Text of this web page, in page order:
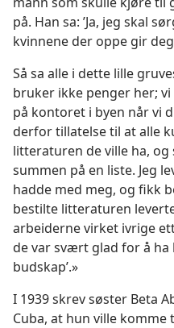
på. Han sa: ’Ja, jeg skal
kvinnene der oppe gir deg
Så sa alle i dette lille
bruker ikke penger her;
på kontoret i byen når vi
derfor tillatelse til at alle
litteraturen de ville ha,
summen på en liste. Jeg
hadde med meg, og fikk
bestilte litteraturen
arbeiderne virket ivrige
de var svært glad for å ha
budskap’.»
I 1939 skrev søster Beta
Cuba, at hun ville